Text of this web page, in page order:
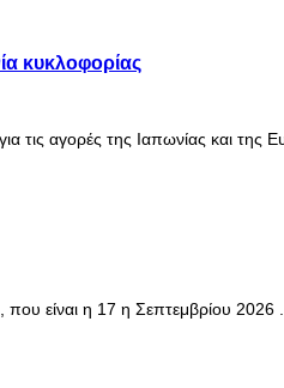
κυκλοφορίας
αγορές της Ιαπωνίας και της
είναι η 17 η Σεπτεμβρίου